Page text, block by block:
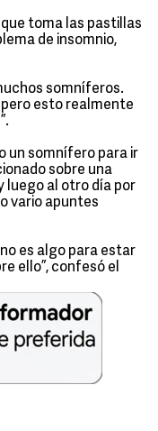
toma las pastillas
de insomnio,
somníferos.
pero esto realmente
un somnífero para ir
sobre una
luego al otro día por
vario apuntes
es algo para estar
ello”, confesó el